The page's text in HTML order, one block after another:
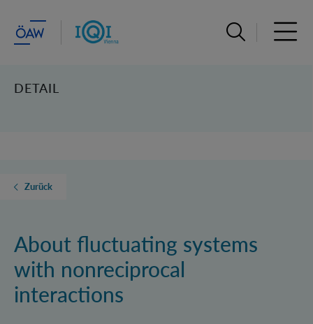
Suchleiste
DETAIL
Zurück
About fluctuating systems
with nonreciprocal
interactions